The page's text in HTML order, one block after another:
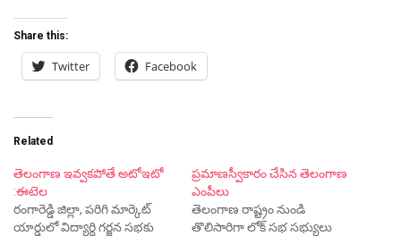
Share this:
Twitter Facebook
Related
తెలంగాణ ఇవ్వకపోతే అటోఇటో
:ఈటెల
రంగారెడ్డి జిల్లా, పరిగి మార్కెట్
యార్డులో విద్యార్ధి గర్జన సభకు
ప్రమాణస్వీకారం చేసిన తెలంగాణ
ఎంపీలు
తెలంగాణ రాష్ట్రం నుండి
తొలిసారిగా లోక్ సభ సభ్యులు